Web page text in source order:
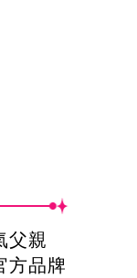
父親
方品牌